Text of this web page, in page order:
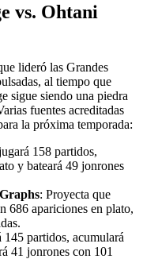
vs. Ohtani
lideró las Grandes
al tiempo que
sigue siendo una piedra
fuentes acreditadas
la próxima temporada:
158 partidos,
y bateará 49 jonrones
: Proyecta que
686 apariciones en plato,
145 partidos, acumulará
41 jonrones con 101